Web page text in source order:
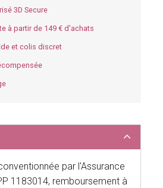
3D Secure
à partir de 149 € d'achats
et colis discret
par l'Assurance
1183014, remboursement à